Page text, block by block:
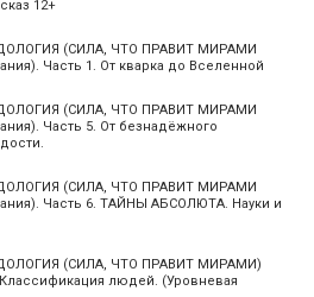
12+
(СИЛА, ЧТО ПРАВИТ МИРАМИ
Часть 1. От кварка до Вселенной
(СИЛА, ЧТО ПРАВИТ МИРАМИ
Часть 5. От безнадёжного
(СИЛА, ЧТО ПРАВИТ МИРАМИ
Часть 6. ТАЙНЫ АБСОЛЮТА. Науки и
(СИЛА, ЧТО ПРАВИТ МИРАМИ)
Классификация людей. (Уровневая